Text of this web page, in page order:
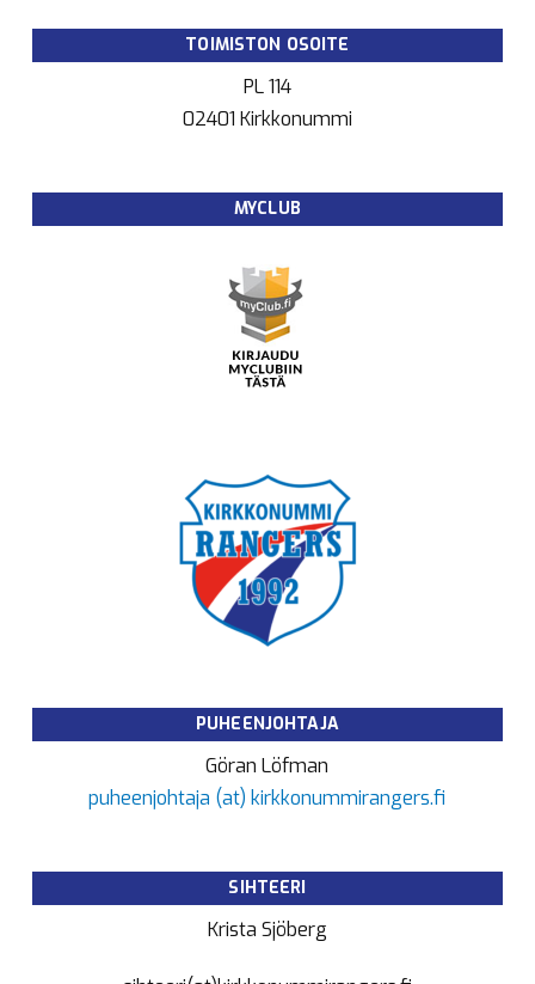
TOIMISTON OSOITE
PL 114
02401 Kirkkonummi
MYCLUB
PUHEENJOHTAJA
Göran Löfman
puheenjohtaja (at) kirkkonummirangers.fi
SIHTEERI
Krista Sjöberg